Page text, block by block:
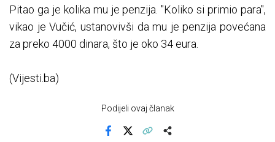
Pitao ga je kolika mu je penzija. "Koliko si primio para",
vikao je Vučić, ustanovivši da mu je penzija povećana
za preko 4000 dinara, što je oko 34 eura.
(Vijesti.ba)
Podijeli ovaj članak